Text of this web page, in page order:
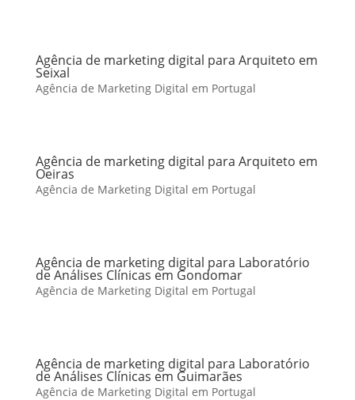
Agência de marketing digital para Arquiteto em
Seixal
Agência de Marketing Digital em Portugal
Agência de marketing digital para Arquiteto em
Oeiras
Agência de Marketing Digital em Portugal
Agência de marketing digital para Laboratório
de Análises Clínicas em Gondomar
Agência de Marketing Digital em Portugal
Agência de marketing digital para Laboratório
de Análises Clínicas em Guimarães
Agência de Marketing Digital em Portugal